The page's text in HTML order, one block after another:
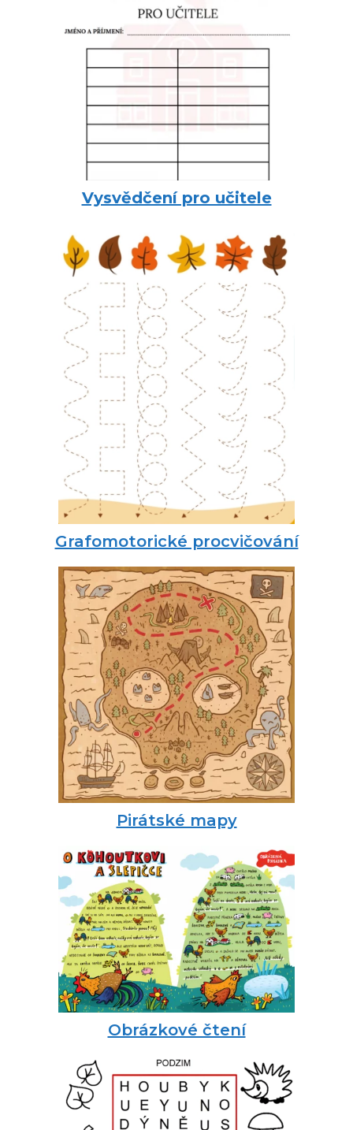
Vysvědčení pro učitele
Grafomotorické procvičování
Pirátské mapy
Obrázkové čtení